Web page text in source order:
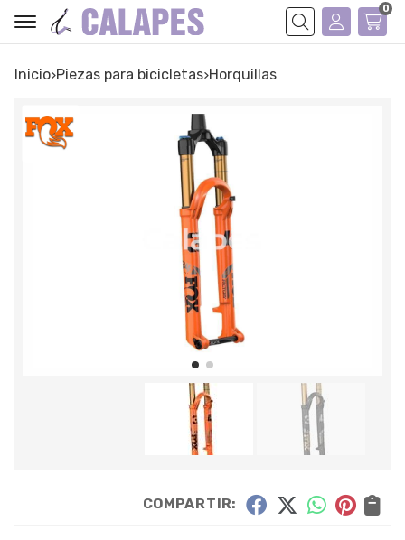
Buscar
0
Inicio piezas para bicicletas horquillas
COMPARTIR: